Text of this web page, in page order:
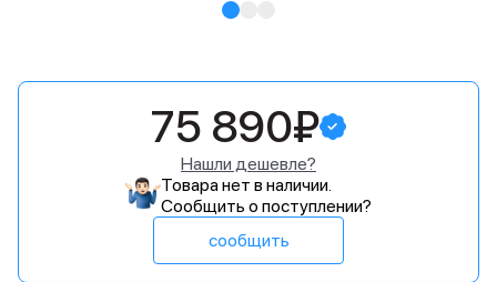
75 890₽
Нашли дешевле?
Товара нет в наличии.
Сообщить о поступлении?
сообщить